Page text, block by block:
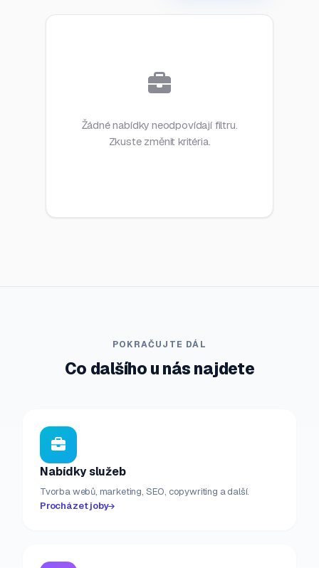
Žádné nabídky neodpovídají filtru.
Zkuste změnit kritéria.
POKRAČUJTE DÁL
Co dalšího u nás najdete
Nabídky služeb
Tvorba webů, marketing, SEO, copywriting a další.
Procházet joby